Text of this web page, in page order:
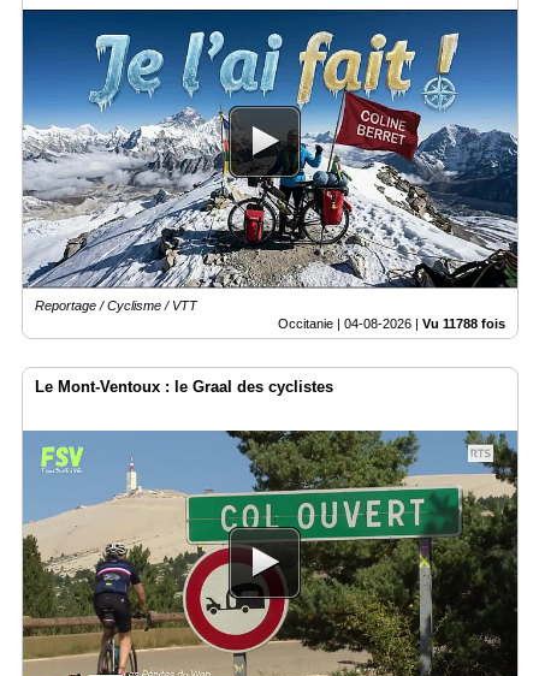
Accès
Reportage / Cyclisme / VTT
Occitanie | 04-08-2026 | Vu 11788 fois
Le Mont-Ventoux : le Graal des cyclistes